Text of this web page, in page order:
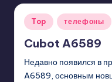
Posted
in
Top телефоны
Cubot A6589
Недавно появился в
A6589, основным